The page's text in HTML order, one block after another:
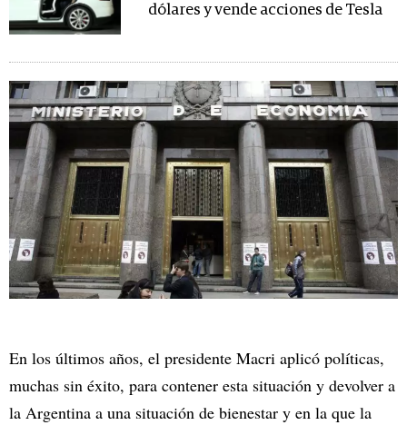
dólares y vende acciones de Tesla
En los últimos años, el presidente Macri aplicó políticas,
muchas sin éxito, para contener esta situación y devolver a
la Argentina a una situación de bienestar y en la que la